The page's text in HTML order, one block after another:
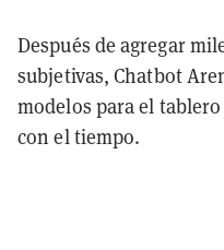
Después de agregar
subjetivas, Chatbot
modelos para el
con el tiempo.